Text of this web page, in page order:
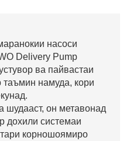
насоси
Delivery Pump
ва пайвастаи
намуда, кори
шудааст, он метавонад
дохили системаи
корношоямиро